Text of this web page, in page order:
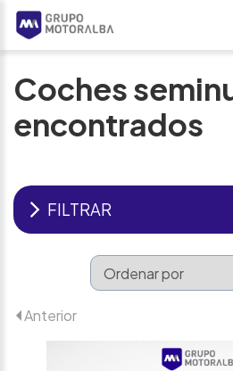
Coches
encontrados
FILTRAR
Anterior